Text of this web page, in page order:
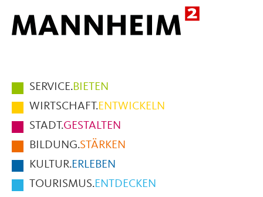
Hauptmenüpunkte
im
Fußbereich
der
Seite
SERVICE.BIETEN
WIRTSCHAFT.ENTWICKELN
STADT.GESTALTEN
BILDUNG.STÄRKEN
KULTUR.ERLEBEN
TOURISMUS.ENTDECKEN